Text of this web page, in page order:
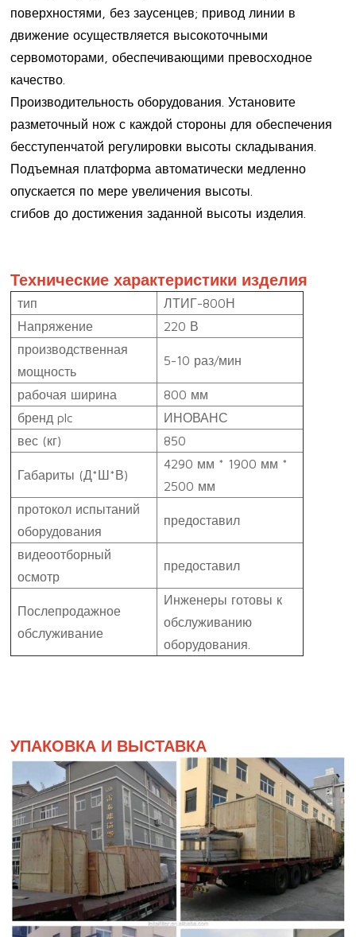
поверхностями, без заусенцев; привод линии в
движение осуществляется высокоточными
сервомоторами, обеспечивающими превосходное
качество.
Производительность оборудования. Установите
разметочный нож с каждой стороны для обеспечения
бесступенчатой ​​регулировки высоты складывания.
Подъемная платформа автоматически медленно
опускается по мере увеличения высоты.
сгибов до достижения заданной высоты изделия.
Технические характеристики изделия
тип
ЛТИГ-800Н
Напряжение
220 В
производственная
мощность
5-10 раз/мин
рабочая ширина
800 мм
бренд plc
ИНОВАНС
вес (кг)
850
Габариты (Д*Ш*В)
4290 мм * 1900 мм *
2500 мм
протокол испытаний
оборудования
предоставил
видеоотборный
осмотр
предоставил
Послепродажное
обслуживание
Инженеры готовы к
обслуживанию
оборудования.
УПАКОВКА И ВЫСТАВКА